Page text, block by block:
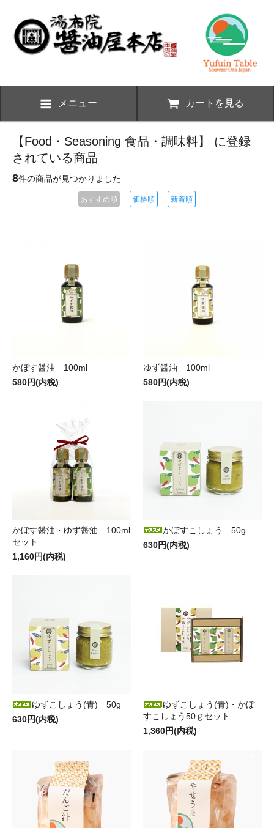
メニュー カートを見る
【Food・Seasoning 食品・調味料】 に登録
されている商品
8件の商品が見つかりました
おすすめ順 価格順 新着順
かぼす醤油 100ml
580円(内税)
ゆず醤油 100ml
580円(内税)
かぼす醤油・ゆず醤油 100ml
セット
1,160円(内税)
かぼすこしょう 50g
630円(内税)
ゆずこしょう(青) 50g
630円(内税)
ゆずこしょう(青)・かぼ
すこしょう50ｇセット
1,360円(内税)